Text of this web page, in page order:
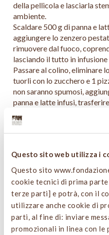
Questo sito web utilizza i
Questo sito
cookie tecnici di prima
terze parti] e potrà, con il
utilizzare anche cookie di
parti, al fine di: inviare
promozionali in linea con le
della pellicola e lasciarla
ambiente.
Scaldare 500 g di panna e
aggiungere lo zenzero
rimuovere dal fuoco,
lasciando il tutto in
Passare al colino, eliminare
tuorli con lo zucchero e 1
non saranno spumosi,
panna e latte infusi,
bagnomaria fino al
riposare 5 minuti a
gelatina ammorbidita
un bagno maria freddo. Una
incorporare la panna e
con 2 bombolette e riporre
dell’utilizzo.
Mettere birra, zucchero,
portare a ebollizione,
aggiungere la zeste di lime
in gelatiera e conservare in